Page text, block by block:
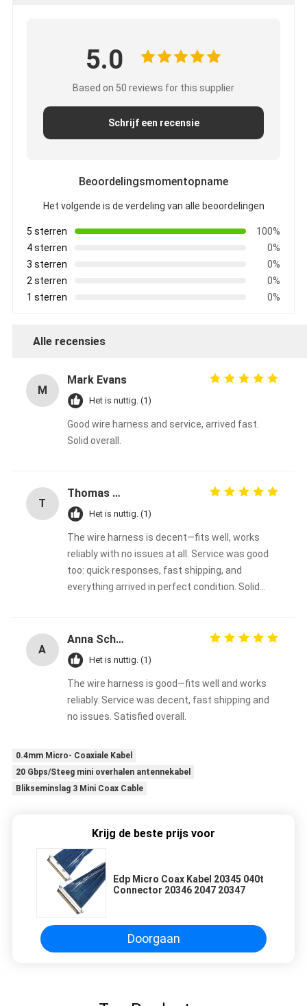
5.0
Based on 50 reviews for this supplier
Schrijf een recensie
Beoordelingsmomentopname
Het volgende is de verdeling van alle beoordelingen
5 sterren
100%
4 sterren
0%
3 sterren
0%
2 sterren
0%
1 sterren
0%
Alle recensies
M
Mark Evans
Het is nuttig. (1)
Good wire harness and service, arrived fast.
Solid overall.
T
Thomas Müller
Het is nuttig. (1)
The wire harness is decent—fits well, works
reliably with no issues at all. Service was good
too: quick responses, fast shipping, and
everything arrived in perfect condition. Solid
A
Anna Schmidt
Het is nuttig. (1)
The wire harness is good—fits well and works
reliably. Service was decent, fast shipping and
no issues. Satisfied overall.
0.4mm Micro- Coaxiale Kabel
20 Gbps/Steeg mini overhalen antennekabel
Blikseminslag 3 Mini Coax Cable
Krijg de beste prijs voor
Edp Micro Coax Kabel 20345 040t
Connector 20346 2047 20347
Doorgaan